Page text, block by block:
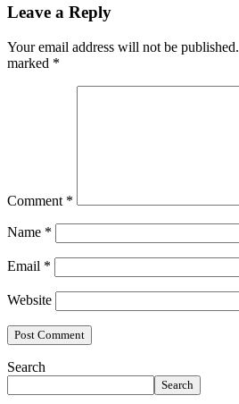
Leave a Reply
Your email address will not be published.
marked *
Comment *
Name *
Email *
Website
Search
Search